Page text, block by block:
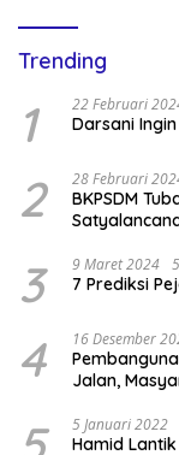
Trending
1 22 Februari
Darsani
2 28 Februari
BKPSDM
3 9 Maret 2024
7 Prediksi
4 16 Desember
Jalan,
5 Januari 2022
Hamid